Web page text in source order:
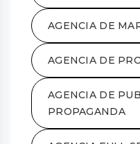
AGENCIA DE
AGENCIA DE
AGENCIA DE
PROPAGANDA